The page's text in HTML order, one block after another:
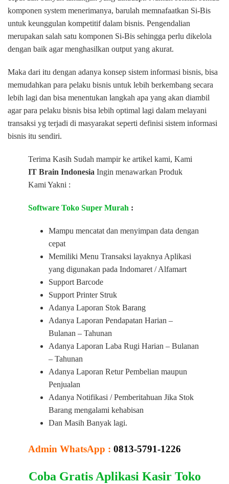
komponen system menerimanya, barulah memnafaatkan Si-Bis
untuk keunggulan kompetitif dalam bisnis. Pengendalian
merupakan salah satu komponen Si-Bis sehingga perlu dikelola
dengan baik agar menghasilkan output yang akurat.
Maka dari itu dengan adanya konsep sistem informasi bisnis, bisa
memudahkan para pelaku bisnis untuk lebih berkembang secara
lebih lagi dan bisa menentukan langkah apa yang akan diambil
agar para pelaku bisnis bisa lebih optimal lagi dalam melayani
transaksi yg terjadi di masyarakat seperti definisi sistem informasi
bisnis itu sendiri.
Terima Kasih Sudah mampir ke artikel kami, Kami
IT Brain Indonesia Ingin menawarkan Produk
Kami Yakni :
Software Toko Super Murah :
Mampu mencatat dan menyimpan data dengan
cepat
Memiliki Menu Transaksi layaknya Aplikasi
yang digunakan pada Indomaret / Alfamart
Support Barcode
Support Printer Struk
Adanya Laporan Stok Barang
Adanya Laporan Pendapatan Harian –
Bulanan – Tahunan
Adanya Laporan Laba Rugi Harian – Bulanan
– Tahunan
Adanya Laporan Retur Pembelian maupun
Penjualan
Adanya Notifikasi / Pemberitahuan Jika Stok
Barang mengalami kehabisan
Dan Masih Banyak lagi.
Admin WhatsApp : 0813-5791-1226
Coba Gratis Aplikasi Kasir Toko